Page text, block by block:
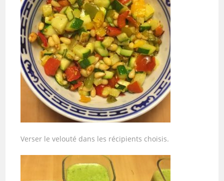
Verser le velouté dans les récipients choisis.